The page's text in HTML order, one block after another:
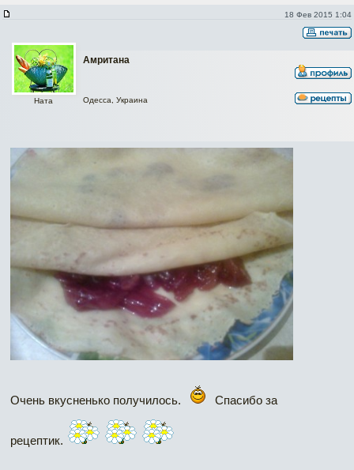
18 Фев 2015 1:04
Амритана
Ната Одесса, Украина
Очень вкусненько получилось. Спасибо за
рецептик.